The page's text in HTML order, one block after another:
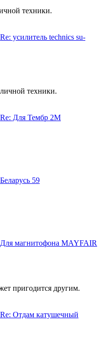
техники.
Re: усилитель technics su-
техники.
Re: Для Тембр 2М
Беларусь 59
Для магнитофона MAYFAIR
пригодится другим.
Re: Отдам катушечный